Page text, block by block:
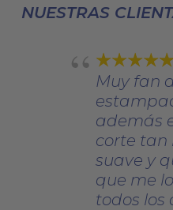
NUESTRAS
Muy fan
además
corte tan
suave y
que me
todos los